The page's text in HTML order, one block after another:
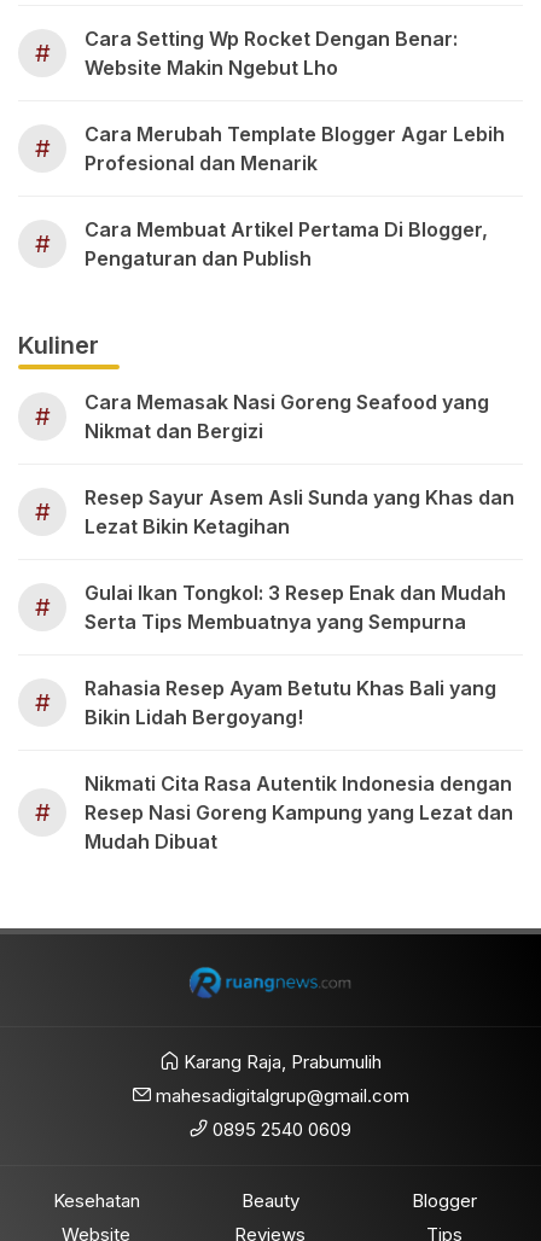
#
Cara Setting Wp Rocket Dengan Benar:
Website Makin Ngebut Lho
#
Cara Merubah Template Blogger Agar Lebih
Profesional dan Menarik
#
Cara Membuat Artikel Pertama Di Blogger,
Pengaturan dan Publish
Kuliner
#
Cara Memasak Nasi Goreng Seafood yang
Nikmat dan Bergizi
#
Resep Sayur Asem Asli Sunda yang Khas dan
Lezat Bikin Ketagihan
#
Gulai Ikan Tongkol: 3 Resep Enak dan Mudah
Serta Tips Membuatnya yang Sempurna
#
Rahasia Resep Ayam Betutu Khas Bali yang
Bikin Lidah Bergoyang!
#
Nikmati Cita Rasa Autentik Indonesia dengan
Resep Nasi Goreng Kampung yang Lezat dan
Mudah Dibuat
Karang Raja, Prabumulih
mahesadigitalgrup@gmail.com
0895 2540 0609
Kesehatan
Website
Beauty
Reviews
Blogger
Tips